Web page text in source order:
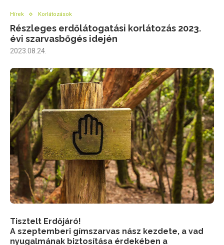
Hírek Korlátozások
Részleges erdőlátogatási korlátozás 2023.
évi szarvasbőgés idején
2023.08.24.
Tisztelt Erdőjáró!
A szeptemberi gímszarvas nász kezdete, a vad
nyugalmának biztosítása érdekében a